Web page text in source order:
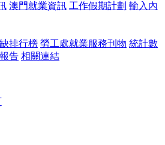
澳門就業資訊 工作假期計劃 輸入內
排行榜 勞工處就業服務刊物 統計數
告 相關連結